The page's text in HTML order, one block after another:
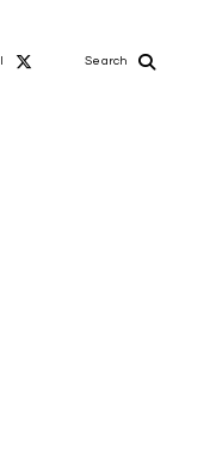
Search